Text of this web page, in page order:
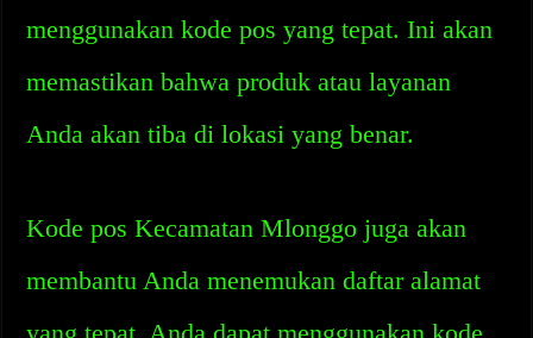
menggunakan kode pos yang tepat. Ini akan
memastikan bahwa produk atau layanan
Anda akan tiba di lokasi yang benar.
Kode pos Kecamatan Mlonggo juga akan
membantu Anda menemukan daftar alamat